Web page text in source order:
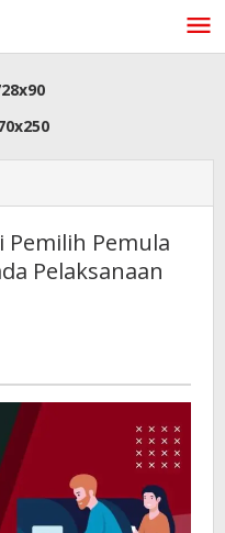
Pemula
Pelaksanaan